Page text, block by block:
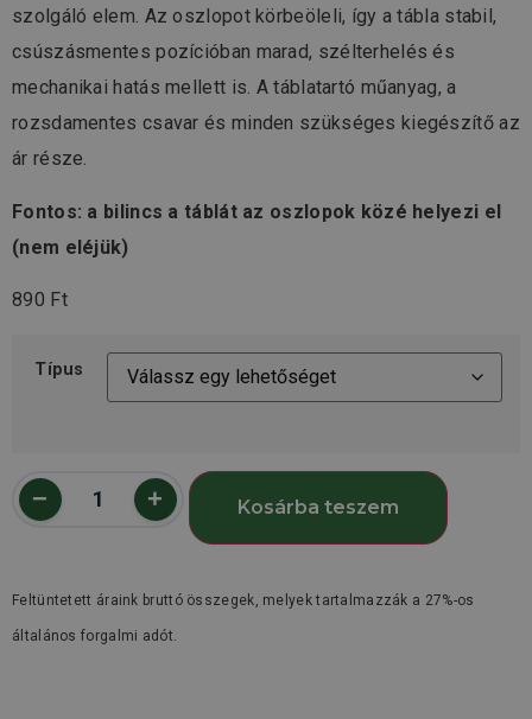
szolgáló elem. Az oszlopot körbeöleli, így a tábla stabil,
csúszásmentes pozícióban marad, szélterhelés és
mechanikai hatás mellett is. A táblatartó műanyag, a
rozsdamentes csavar és minden szükséges kiegészítő az
ár része.
Fontos: a bilincs a táblát az oszlopok közé helyezi el
(nem eléjük)
890 Ft
Típus
Kosárba teszem
Feltüntetett áraink bruttó összegek, melyek tartalmazzák a 27%-os
általános forgalmi adót.